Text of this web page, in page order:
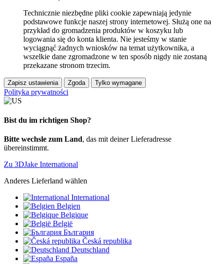
Technicznie niezbędne pliki cookie zapewniają jedynie
podstawowe funkcje naszej strony internetowej. Służą one na
przykład do gromadzenia produktów w koszyku lub
logowania się do konta klienta. Nie jesteśmy w stanie
wyciągnąć żadnych wniosków na temat użytkownika, a
wszelkie dane zgromadzone w ten sposób nigdy nie zostaną
przekazane stronom trzecim.
Zapisz ustawienia Zgoda Tylko wymagane
Polityka prywatności
Bist du im richtigen Shop?
Bitte wechsle zum Land, das mit deiner Lieferadresse
übereinstimmt.
Zu 3DJake International
Anderes Lieferland wählen
International
Belgien
Belgique
België
България
Česká republika
Deutschland
España